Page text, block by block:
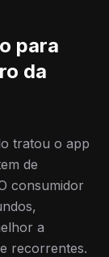
para
da
tratou o app
de
consumidor
a
recorrentes.